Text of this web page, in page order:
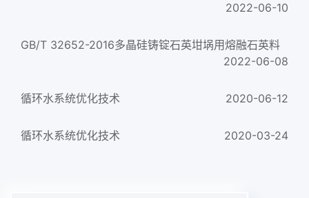
2022-06-10
GB/T 32652-2016多晶硅铸锭石英坩埚用熔融石英料
2022-06-08
循环水系统优化技术 2020-06-12
循环水系统优化技术 2020-03-24